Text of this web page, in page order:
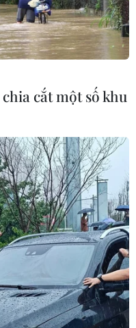
ô nhiễm trên biển,
thải nhựa được đổ ra
chim biển và 100.000
cắt một số khu